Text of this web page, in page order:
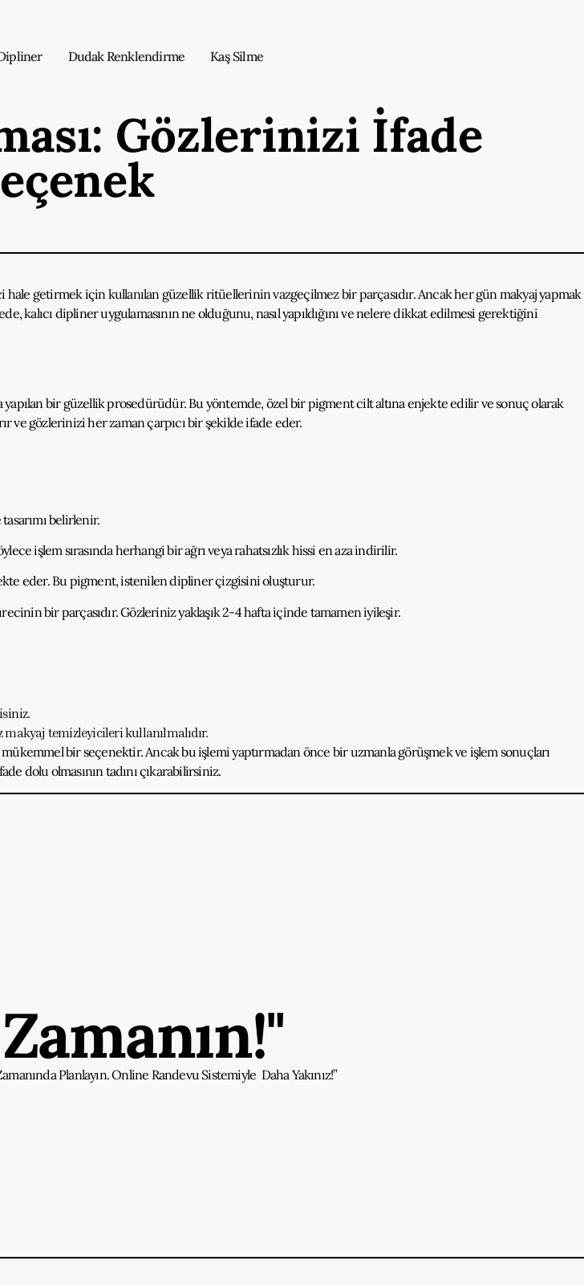
Dudak Renklendirme Kaş Silme
Gözlerinizi İfade
getirmek için kullanılan güzellik ritüellerinin vazgeçilmez bir parçasıdır. Ancak her gün makyaj yapmak
kalıcı dipliner uygulamasının ne olduğunu, nasıl yapıldığını ve nelere dikkat edilmesi gerektiğini
yapılan bir güzellik prosedürüdür. Bu yöntemde, özel bir pigment cilt altına enjekte edilir ve sonuç olarak
ve gözlerinizi her zaman çarpıcı bir şekilde ifade eder.
belirlenir.
işlem sırasında herhangi bir ağrı veya rahatsızlık hissi en aza indirilir.
eder. Bu pigment, istenilen dipliner çizgisini oluşturur.
bir parçasıdır. Gözleriniz yaklaşık 2-4 hafta içinde tamamen iyileşir.
makyaj temizleyicileri kullanılmalıdır.
bir seçenektir. Ancak bu işlemi yaptırmadan önce bir uzmanla görüşmek ve işlem sonuçları
dolu olmasının tadını çıkarabilirsiniz.
Planlayın. Online Randevu Sistemiyle Daha Yakınız!”